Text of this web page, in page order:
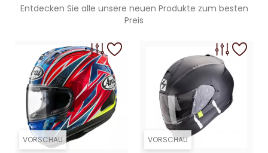
Rot gespiegelter Bildschirm (non homologué)
Leinwand Rauch 100% (non homologué)
Ecran Iridium bleu (non homologué)
Entdecken Sie alle unsere neuen Produkte zum besten
Preis
VORSCHAU VORSCHAU